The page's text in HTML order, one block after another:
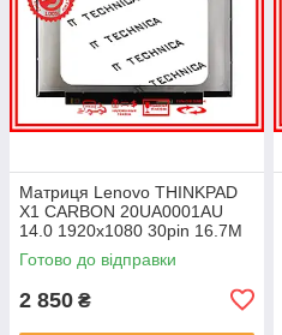
Матриця Lenovo THINKPAD
X1 CARBON 20UA0001AU
14.0 1920x1080 30pin 16.7M
45% NTSC 300 cd/m² для
ноутбука
Готово до відправки
2 850 ₴